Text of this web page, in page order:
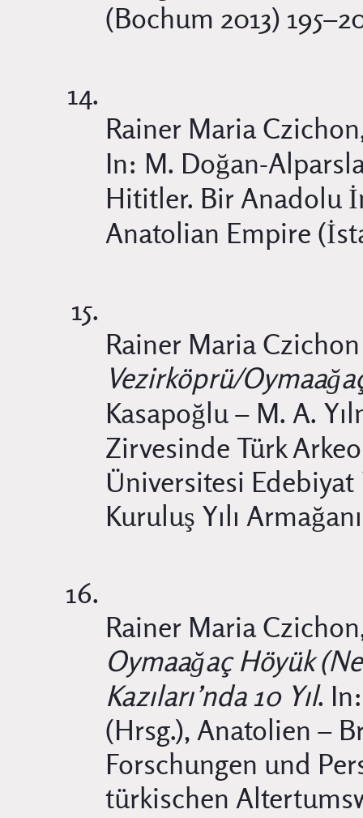
(Bochum 2013)
Rainer Maria
In: M. Doğan-
Hititler. Bir Anadolu
Anatolian Empire
Rainer Maria
Vezirköprü/
Kasapoğlu – M. A.
Zirvesinde Türk
Üniversitesi
Kuruluş Yılı
Rainer Maria
Oymaağaç Höyük
Kazıları’nda 10 Yıl.
(Hrsg.), Anatolien –
Forschungen und
türkischen